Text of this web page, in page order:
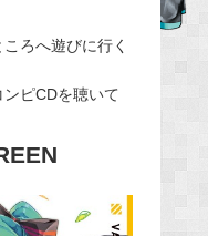
ろへ遊びに行く
ピCDを聴いて